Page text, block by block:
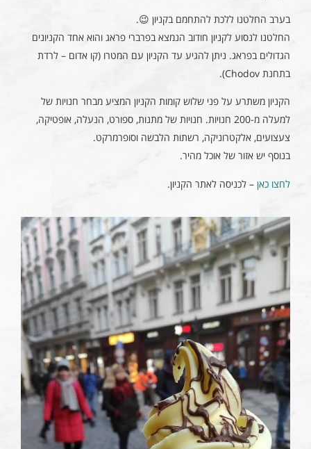
בערב החלטנו ללכת להתחמם בקניון 😉.
החלטנו לנסוע לקניון חודוב הנמצא בפרברי פראג והוא אחד הקניונים
הגדולים בפראג. ניתן להגיע עד הקניון עם המטרו (קו אדום – לרדת
בתחנת Chodov).
הקניון משתרע על פני שלוש קומות הקניון המציע מבחר חנויות של
למעלה מ-200 חנויות. חנויות של מתנות, ספורט, הנעלה, אופטיקה,
צעצועים, אלקטרוניקה, רשתות הלבשה וסופרמרקט.
בנוסף יש אזור של אוכל מהיר.
לחצו כאן – לכניסה לאתר הקניון.